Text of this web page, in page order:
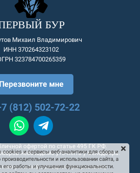
БУР
Михаил Владимирович
ИНН 370264323102
323784700265359
Перезвоните мне
(812) 502-72-22
офертой по статье 495 ГК РФ.
необходимо уточнять у менеджера.
и информационную рассылку
и сервисы веб-аналитики для сбора и
и использовании сайта, а
его работы и улучшения функциональности.